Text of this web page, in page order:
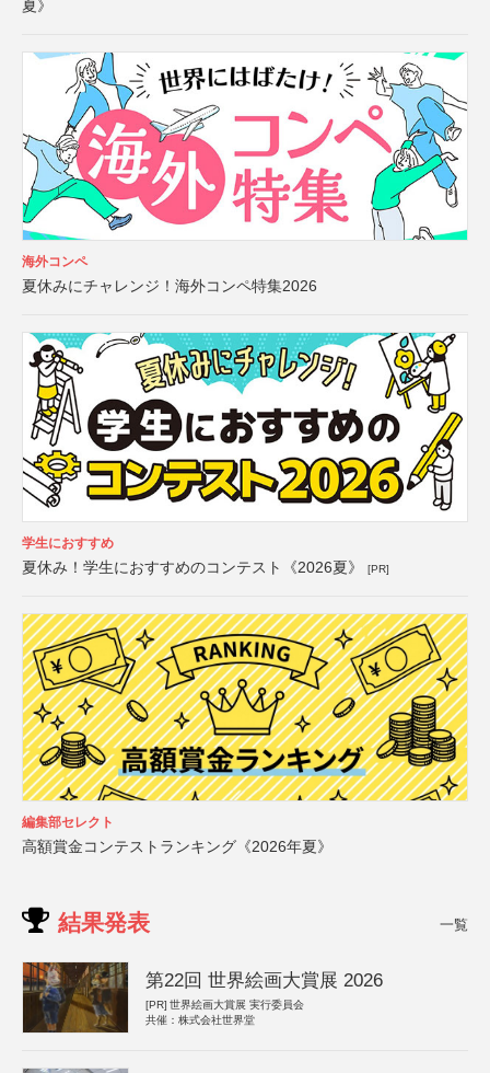
夏》
海外コンペ
夏休みにチャレンジ！海外コンペ特集2026
学生におすすめ
夏休み！学生におすすめのコンテスト《2026夏》 [PR]
編集部セレクト
高額賞金コンテストランキング《2026年夏》
結果発表 一覧
第22回 世界絵画大賞展 2026
[PR] 世界絵画大賞展 実行委員会
共催：株式会社世界堂